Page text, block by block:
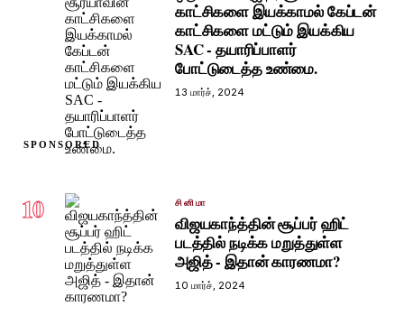
காட்சிகளை இயக்காமல் கேப்டன்
காட்சிகளை மட்டும் இயக்கிய
SAC - தயாரிப்பாளர்
போட்டுடைத்த உண்மை.
13 மார்ச், 2024
SPONSORED
10 சினிமா
விஜயகாந்த்தின் சூப்பர் ஹிட்
படத்தில் நடிக்க மறுத்துள்ள
அஜித் - இதான் காரணமா?
10 மார்ச், 2024